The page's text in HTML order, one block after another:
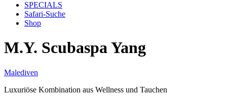
SPECIALS
Safari-Suche
Shop
M.Y. Scubaspa Yang
Malediven
Luxuriöse Kombination aus Wellness und Tauchen